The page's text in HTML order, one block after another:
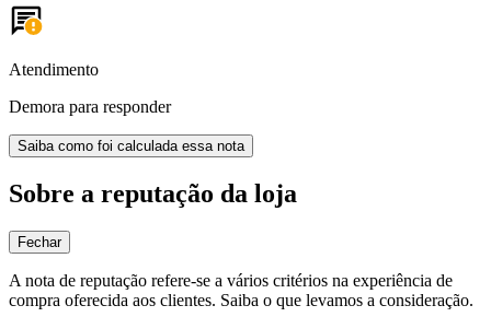
Atendimento
Demora para responder
Saiba como foi calculada essa nota
Sobre a reputação da loja
Fechar
A nota de reputação refere-se a vários critérios na experiência de
compra oferecida aos clientes. Saiba o que levamos a consideração.